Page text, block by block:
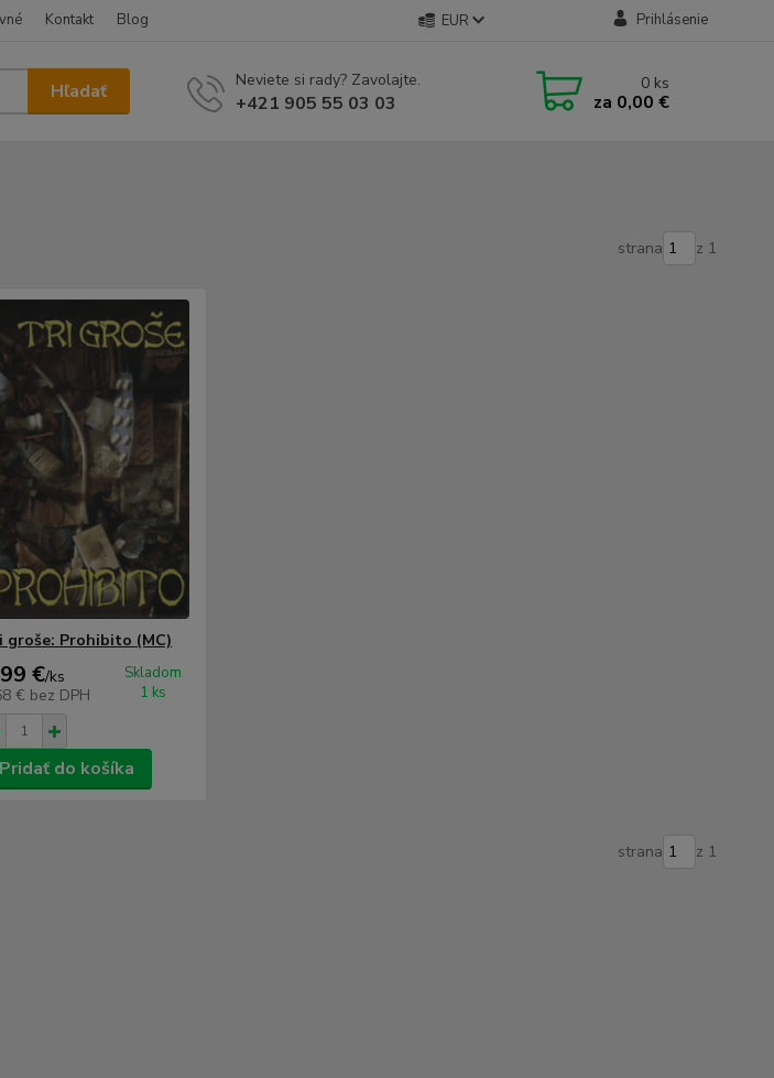
Kontakt Blog EUR Prihlásenie
Hľadať Neviete si rady? Zavolajte.
+421 905 55 03 03
0 ks
za 0,00 €
strana z 1
groše: Prohibito (MC)
€/ks
€ bez DPH
Skladom
1 ks
Pridať do košíka
strana z 1